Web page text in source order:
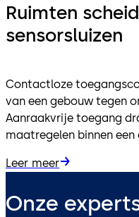
Ruimten
sensorsluizen
Contactloze
van een gebouw tegen
Aanraakvrije toegang
maatregelen binnen een
Leer meer
Onze